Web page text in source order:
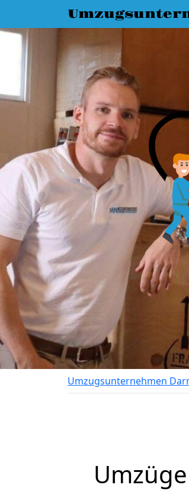
Umzugsunternehmen